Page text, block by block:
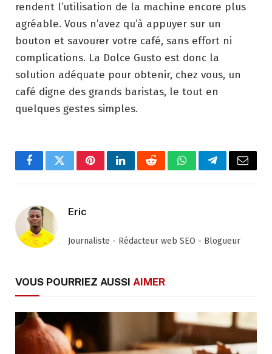
rendent l’utilisation de la machine encore plus
agréable. Vous n’avez qu’à appuyer sur un
bouton et savourer votre café, sans effort ni
complications. La Dolce Gusto est donc la
solution adéquate pour obtenir, chez vous, un
café digne des grands baristas, le tout en
quelques gestes simples.
FacebookTwitterPinterestLinkedInRedditWhatsAppTelegramEmail
Eric
Journaliste - Rédacteur web SEO - Blogueur
VOUS POURRIEZ AUSSI AIMER